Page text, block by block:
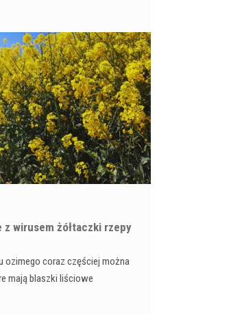
z wirusem żółtaczki rzepy
ozimego coraz częściej można
mają blaszki liściowe